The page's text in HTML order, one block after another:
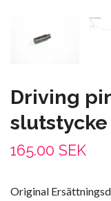
Driving
slutstycke
165.00 SEK
Original